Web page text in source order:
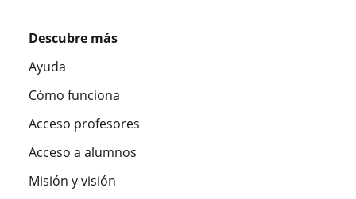
Descubre más
Ayuda
Cómo funciona
Acceso profesores
Acceso a alumnos
Misión y visión